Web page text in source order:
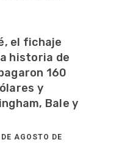
el fichaje
historia de
160
y
Bale y
AGOSTO DE